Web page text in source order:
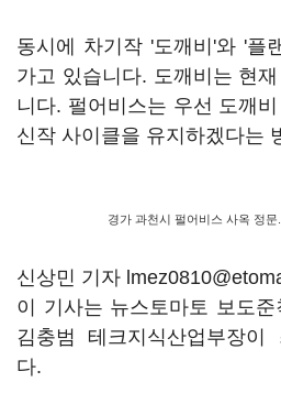
동시에 차기작 '도깨비'와 '플
가고 있습니다. 도깨비는 현
니다. 펄어비스는 우선 도깨
신작 사이클을 유지하겠다는
경가 과천시 펄어비스 사옥 정
신상민 기자
이 기사는 뉴스토마토 보도
김충범 테크지식산업부장이
다.